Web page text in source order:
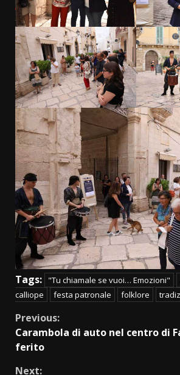
Tags: "Tu chiamale se vuoi… Emozioni"
calliope
festa patronale folklore
Continue
Reading
Previous:
Carambola di auto nel centro di
ferito
Next: